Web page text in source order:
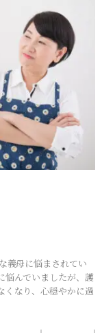
義母に悩まされてい
悩んでいましたが、護
くなり、心穏やかに過